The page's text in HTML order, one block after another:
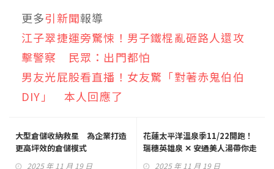
更多引新聞報導
江子翠捷運旁驚悚！男子鐵棍亂砸路人還攻
擊警察 民眾：出門都怕
男友光屁股看直播！女友驚「對著赤鬼伯伯
DIY」 本人回應了
大型倉儲收納救星 為企業打造
更高坪效的倉儲模式
2025 年 11 月 19 日
花蓮太平洋溫泉季11/22開跑！
瑞穗英雄泉 ✕ 安通美人湯帶你走
進冬日花湯記行
2025 年 11 月 19 日